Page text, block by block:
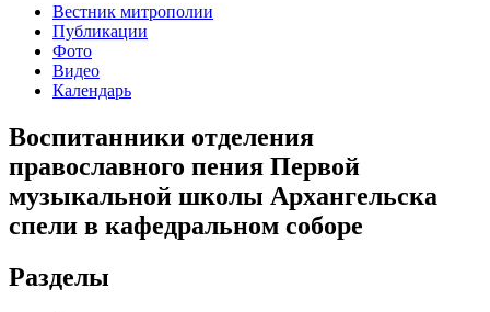
Вестник митрополии
Публикации
Фото
Видео
Календарь
Воспитанники отделения
православного пения Первой
музыкальной школы Архангельска
спели в кафедральном соборе
Разделы